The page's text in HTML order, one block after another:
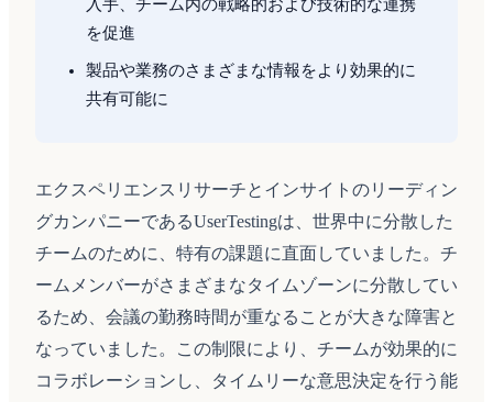
入手、チーム内の戦略的および技術的な連携
を促進
製品や業務のさまざまな情報をより効果的に
共有可能に
エクスペリエンスリサーチとインサイトのリーディン
グカンパニーであるUserTestingは、世界中に分散した
チームのために、特有の課題に直面していました。チ
ームメンバーがさまざまなタイムゾーンに分散してい
るため、会議の勤務時間が重なることが大きな障害と
なっていました。この制限により、チームが効果的に
コラボレーションし、タイムリーな意思決定を行う能